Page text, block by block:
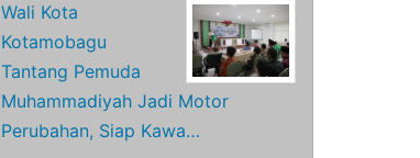
Wali Kota
Kotamobagu
Tantang Pemuda
Muhammadiyah Jadi Motor
Perubahan, Siap Kawa…